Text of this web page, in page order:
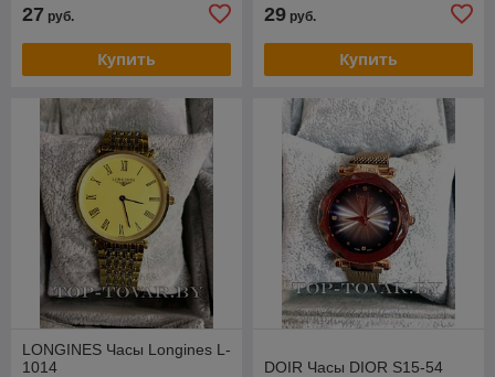
27 руб.
Купить
29 руб.
Купить
LONGINES Часы Longines L-
1014
DOIR Часы DIOR S15-54